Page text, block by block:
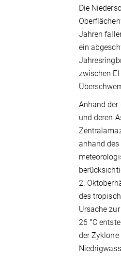
Die
Jahren
ein
zwischen
Anhand
und deren
anhand
2.
des
Ursache
26 °C
der